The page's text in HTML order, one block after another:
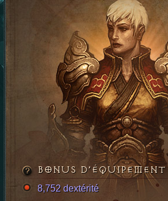
BONUS D’ÉQUIPEMENT
8,752 dextérité